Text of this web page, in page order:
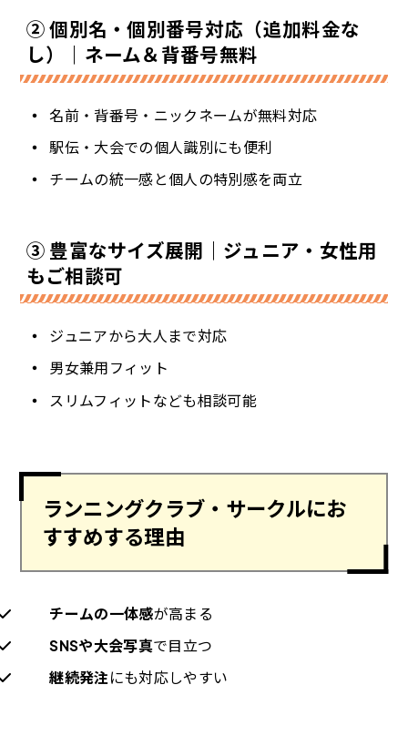
② 個別名・個別番号対応（追加料金な
し）｜ネーム＆背番号無料
名前・背番号・ニックネームが無料対応
駅伝・大会での個人識別にも便利
チームの統一感と個人の特別感を両立
③ 豊富なサイズ展開｜ジュニア・女性用
もご相談可
ジュニアから大人まで対応
男女兼用フィット
スリムフィットなども相談可能
ランニングクラブ・サークルにお
すすめする理由
チームの一体感が高まる
SNSや大会写真で目立つ
継続発注にも対応しやすい